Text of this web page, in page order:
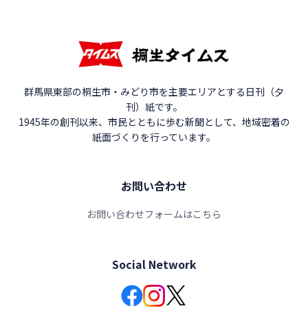
群馬県東部の桐生市・みどり市を主要エリアとする日刊（夕
刊）紙です。
1945年の創刊以来、市民とともに歩む新聞として、地域密着の
紙面づくりを行っています。
お問い合わせ
お問い合わせフォームはこちら
Social Network